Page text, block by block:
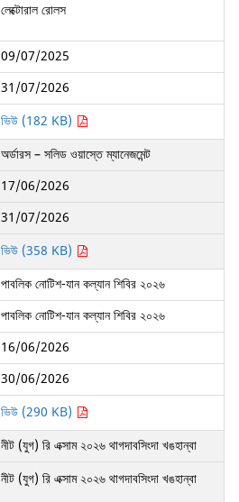
লেক্টোরাল রোলস
09/07/2025
31/07/2026
ভিউ (182 KB)
অর্ডারস – সলিড ওয়াস্তে ম্যানেজমেন্ট
17/06/2026
31/07/2026
ভিউ (358 KB)
পাবলিক নোটিশ-যান কল্যান শিবির ২০২৬
পাবলিক নোটিশ-যান কল্যান শিবির ২০২৬
16/06/2026
30/06/2026
ভিউ (290 KB)
নীট (যুগ) রি এক্সাম ২০২৬ থাগদাবসিংদা খঙহান্বা
নীট (যুগ) রি এক্সাম ২০২৬ থাগদাবসিংদা খঙহান্বা